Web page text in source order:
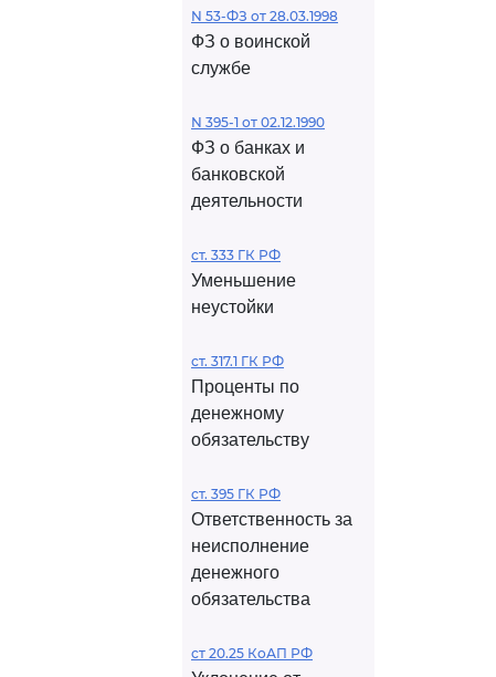
N 53-ФЗ от 28.03.1998
ФЗ о воинской
службе
N 395-1 от 02.12.1990
ФЗ о банках и
банковской
деятельности
ст. 333 ГК РФ
Уменьшение
неустойки
ст. 317.1 ГК РФ
Проценты по
денежному
обязательству
ст. 395 ГК РФ
Ответственность за
неисполнение
денежного
обязательства
ст 20.25 КоАП РФ